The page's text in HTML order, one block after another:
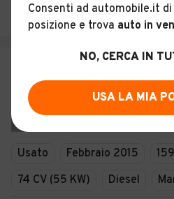
Biella (BI)
75 CV VAN
Usato Febbraio 2015
74 CV (55 KW)
Diesel
Consenti ad automobile.it
posizione e trova auto in
NO, CERCA IN
USA LA MIA